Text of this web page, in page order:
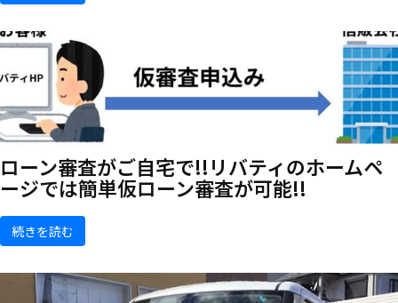
ローン審査がご自宅で!!リバティのホームペ
ージでは簡単仮ローン審査が可能!!
続きを読む